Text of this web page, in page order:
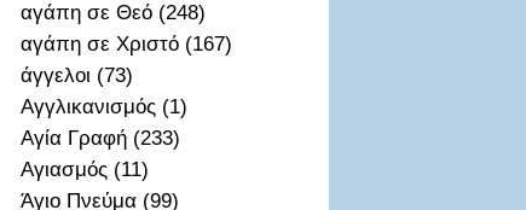
αγάπη σε Θεό (248)
αγάπη σε Χριστό (167)
άγγελοι (73)
Αγγλικανισμός (1)
Αγία Γραφή (233)
Αγιασμός (11)
Άγιο Πνεύμα (99)